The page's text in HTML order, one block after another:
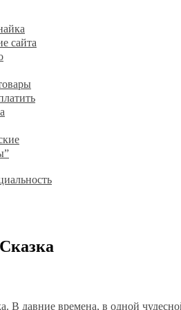
сайта
В давние времена, в одной